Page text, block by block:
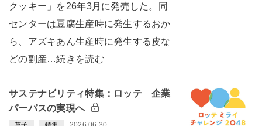
クッキー」を26年3月に発売した。同
センターは豆腐生産時に発生するおか
ら、アズキあん生産時に発生する皮な
どの副産…続きを読む
サステナビリティ特集：ロッテ 企業
パーパスの実現へ